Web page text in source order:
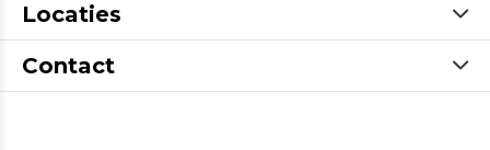
Locaties
Contact